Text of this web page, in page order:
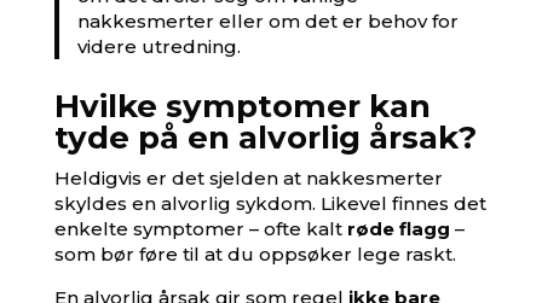
nakkesmerter eller om det er behov for
videre utredning.
Hvilke symptomer kan
tyde på en alvorlig årsak?
Heldigvis er det sjelden at nakkesmerter
skyldes en alvorlig sykdom. Likevel finnes det
enkelte symptomer – ofte kalt røde flagg –
som bør føre til at du oppsøker lege raskt.
En alvorlig årsak gir som regel ikke bare